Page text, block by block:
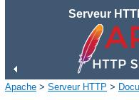
Serveur
Apache > Serveur HTTP >